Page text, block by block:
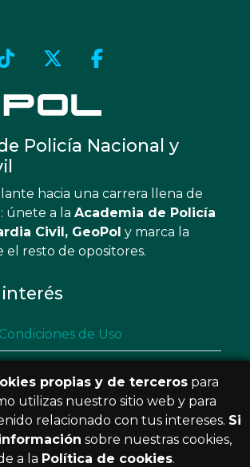
Policía Nacional y
hacia una carrera llena de
únete a la Academia de Policía
Civil, GeoPol y marca la
resto de opositores.
de Uso
litigios en línea
propias y de tercerospara
utilizas nuestro sitio web y para
relacionado con tus intereses. Si
sobre nuestras cookies,
a la Política de cookies.